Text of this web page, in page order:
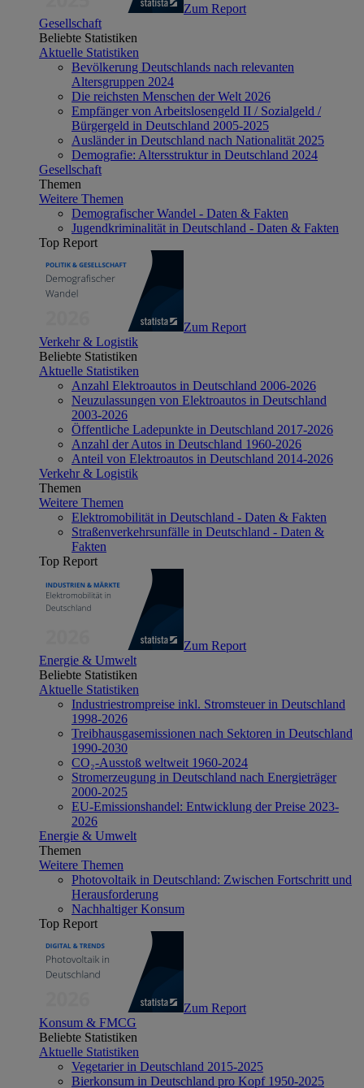
Zum Report
Gesellschaft
Beliebte Statistiken
Aktuelle Statistiken
Bevölkerung Deutschlands nach relevanten
Altersgruppen 2024
Die reichsten Menschen der Welt 2026
Empfänger von Arbeitslosengeld II / Sozialgeld /
Bürgergeld in Deutschland 2005-2025
Ausländer in Deutschland nach Nationalität 2025
Demografie: Altersstruktur in Deutschland 2024
Gesellschaft
Themen
Weitere Themen
Demografischer Wandel - Daten & Fakten
Jugendkriminalität in Deutschland - Daten & Fakten
Top Report
Zum Report
Verkehr & Logistik
Beliebte Statistiken
Aktuelle Statistiken
Anzahl Elektroautos in Deutschland 2006-2026
Neuzulassungen von Elektroautos in Deutschland
2003-2026
Öffentliche Ladepunkte in Deutschland 2017-2026
Anzahl der Autos in Deutschland 1960-2026
Anteil von Elektroautos in Deutschland 2014-2026
Verkehr & Logistik
Themen
Weitere Themen
Elektromobilität in Deutschland - Daten & Fakten
Straßenverkehrsunfälle in Deutschland - Daten &
Fakten
Top Report
Zum Report
Energie & Umwelt
Beliebte Statistiken
Aktuelle Statistiken
Industriestrompreise inkl. Stromsteuer in Deutschland
1998-2026
Treibhausgasemissionen nach Sektoren in Deutschland
1990-2030
CO₂-Ausstoß weltweit 1960-2024
Stromerzeugung in Deutschland nach Energieträger
2000-2025
EU-Emissionshandel: Entwicklung der Preise 2023-
2026
Energie & Umwelt
Themen
Weitere Themen
Photovoltaik in Deutschland: Zwischen Fortschritt und
Herausforderung
Nachhaltiger Konsum
Top Report
Zum Report
Konsum & FMCG
Beliebte Statistiken
Aktuelle Statistiken
Vegetarier in Deutschland 2015-2025
Bierkonsum in Deutschland pro Kopf 1950-2025